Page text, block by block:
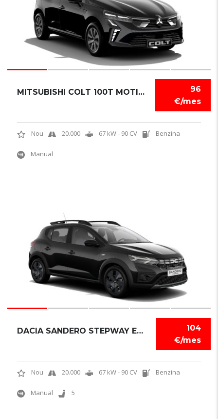
96
€/mes
MITSUBISHI COLT 100T MOTION
Nou 20.000 67 kW - 90 CV Benzina
Manual
104
€/mes
DACIA SANDERO STEPWAY EXPRESSION
Nou 20.000 67 kW - 90 CV Benzina
Manual 5